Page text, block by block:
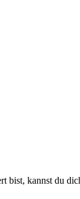
bist, kannst du